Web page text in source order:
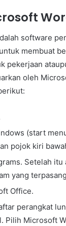
software
membuat
pekerjaan
oleh
(start
pojok kiri
Setelah
yang
Office.
perangkat
Pilih Microsoft